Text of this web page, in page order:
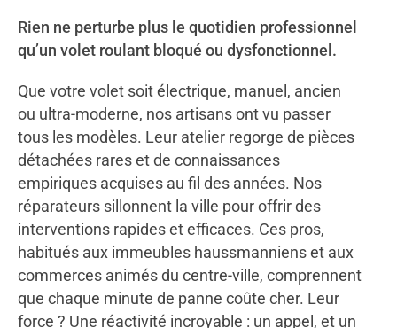
Rien ne perturbe plus le quotidien professionnel
qu’un volet roulant bloqué ou dysfonctionnel.
Que votre volet soit électrique, manuel, ancien
ou ultra-moderne, nos artisans ont vu passer
tous les modèles. Leur atelier regorge de pièces
détachées rares et de connaissances
empiriques acquises au fil des années. Nos
réparateurs sillonnent la ville pour offrir des
interventions rapides et efficaces. Ces pros,
habitués aux immeubles haussmanniens et aux
commerces animés du centre-ville, comprennent
que chaque minute de panne coûte cher. Leur
force ? Une réactivité incroyable : un appel, et un